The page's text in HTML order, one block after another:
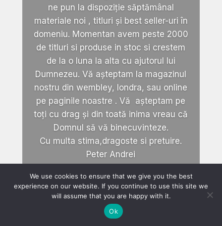
ne pun la dispoziție săptămânal
materiale noi , titluri și best seller-uri în
domeniu. Momentan avem peste 2000
de titluri si produse in stoc si crestem
de la o luna la alta cu ajutorul lui
Dumnezeu. Vă așteptam la magazinul
nostru din wembley, londra, sau online
pe paginile noastre . Vă așteptam pe
toți cu drag și din toată inima vreau că
Domnul să vă binecuvinteze.
Cu multa stima,dragoste si pretuire.
Peter Andrei
We use cookies to ensure that we give you the best
experience on our website. If you continue to use this site we
will assume that you are happy with it.
Ok